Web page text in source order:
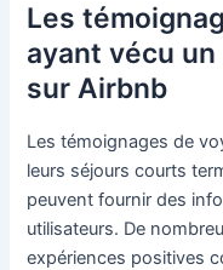
Les
ayant vécu
sur Airbnb
Les témoignages de
leurs séjours courts
peuvent fournir des
utilisateurs. De
expériences positives